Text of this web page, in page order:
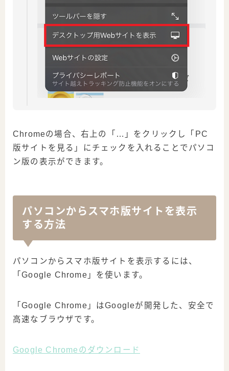
Chromeの場合、右上の「…」をクリックし「PC
版サイトを見る」にチェックを入れることでパソコ
ン版の表示ができます。
パソコンからスマホ版サイトを表示
する方法
パソコンからスマホ版サイトを表示するには、
「Google Chrome」を使います。
「Google Chrome」はGoogleが開発した、安全で
高速なブラウザです。
Google Chromeのダウンロード